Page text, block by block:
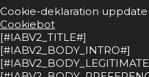
Cookie-deklaration
Cookiebot
[#IABV2_TITLE#]
[#IABV2_BODY_INTRO#]